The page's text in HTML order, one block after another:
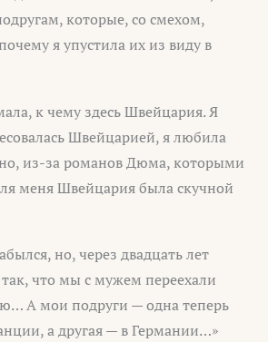
которые, со смехом,
я упустила их из виду в
к чему здесь Швейцария. Я
Швейцарией, я любила
из-за романов Дюма, которыми
меня Швейцария была скучной
но, через двадцать лет
что мы с мужем переехали
А мои подруги — одна теперь
а другая — в Германии…»